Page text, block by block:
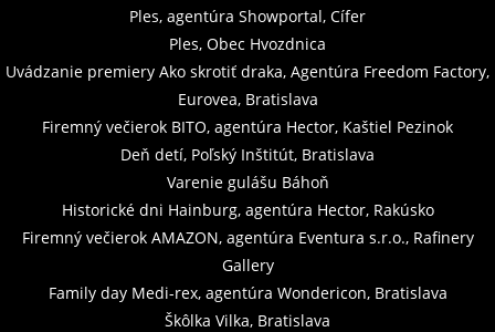
Ples, agentúra Showportal, Cífer
Ples, Obec Hvozdnica
Uvádzanie premiery Ako skrotiť draka, Agentúra Freedom Factory,
Eurovea, Bratislava
Firemný večierok BITO, agentúra Hector, Kaštiel Pezinok
Deň detí, Poľský Inštitút, Bratislava
Varenie gulášu Báhoň
Historické dni Hainburg, agentúra Hector, Rakúsko
Firemný večierok AMAZON, agentúra Eventura s.r.o., Rafinery
Gallery
Family day Medi-rex, agentúra Wondericon, Bratislava
Škôlka Vilka, Bratislava